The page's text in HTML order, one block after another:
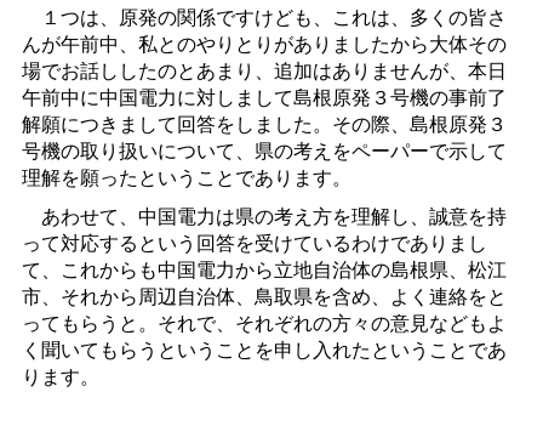
１つは、原発の関係ですけども、これは、多くの皆さ
んが午前中、私とのやりとりがありましたから大体その
場でお話ししたのとあまり、追加はありませんが、本日
午前中に中国電力に対しまして島根原発３号機の事前了
解願につきまして回答をしました。その際、島根原発３
号機の取り扱いについて、県の考えをペーパーで示して
理解を願ったということであります。
あわせて、中国電力は県の考え方を理解し、誠意を持
って対応するという回答を受けているわけでありまし
て、これからも中国電力から立地自治体の島根県、松江
市、それから周辺自治体、鳥取県を含め、よく連絡をと
ってもらうと。それで、それぞれの方々の意見などもよ
く聞いてもらうということを申し入れたということであ
ります。